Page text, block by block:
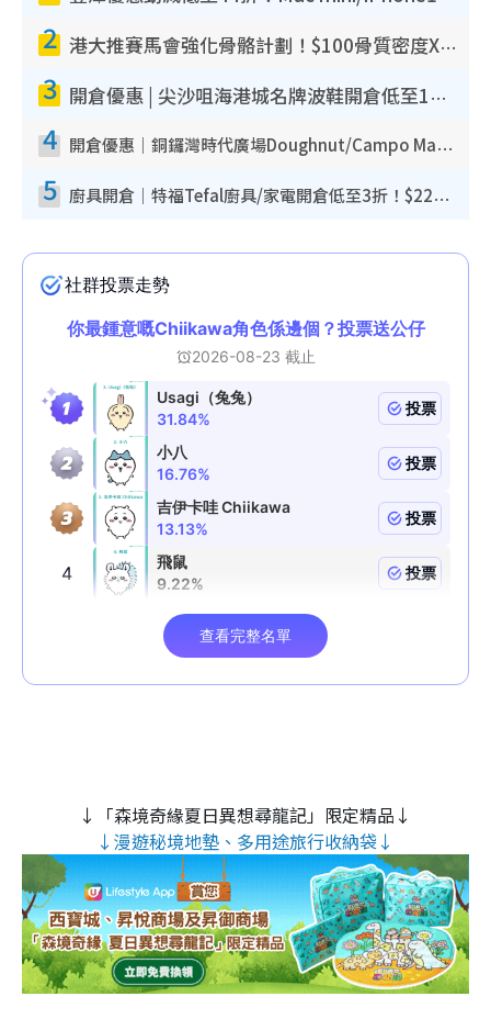
2 港大推賽馬會強化骨骼計劃！$100骨質密度X光檢查 完成免費運動訓練送超市禮券！附參加資格
3 開倉優惠 | 尖沙咀海港城名牌波鞋開倉低至1折！On鞋$899起／Joy&Peace鞋履$98起
4 開倉優惠｜銅鑼灣時代廣場Doughnut/Campo Marzio開倉低至1折！背囊、書包、手袋劈價$200起
5 廚具開倉｜特福Tefal廚具/家電開倉低至3折！$220起買平底鍋/炒鑊/湯煲！電飯煲/吸塵機/燙斗$418起
↓「森境奇緣夏日異想尋龍記」限定精品↓
↓漫遊秘境地墊、多用途旅行收納袋↓